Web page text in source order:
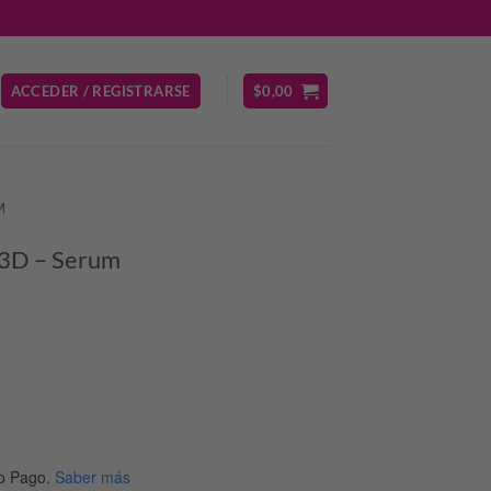
ACCEDER / REGISTRARSE $0,00
– Serum
Pago. Saber más